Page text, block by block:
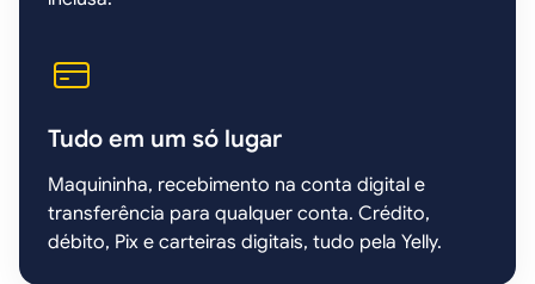
Tudo em um só lugar
Maquininha, recebimento na conta digital e
transferência para qualquer conta. Crédito,
débito, Pix e carteiras digitais, tudo pela Yelly.